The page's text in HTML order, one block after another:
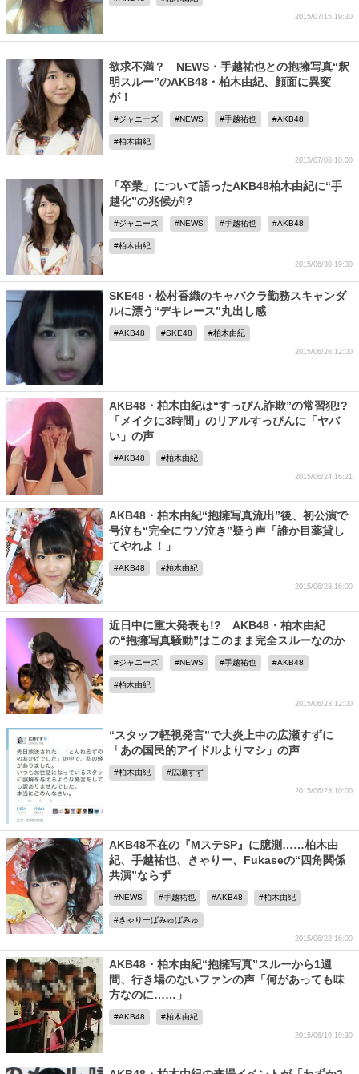
2015/07/15 19:30
欲求不満？ NEWS・手越祐也との抱擁写真“釈
明スルー”のAKB48・柏木由紀、顔面に異変
が！
ジャニーズ NEWS 手越祐也 AKB48
柏木由紀
2015/07/06 10:00
「卒業」について語ったAKB48柏木由紀に“手
越化”の兆候が!?
ジャニーズ NEWS 手越祐也 AKB48
柏木由紀
2015/06/30 19:30
SKE48・松村香織のキャバクラ勤務スキャンダ
ルに漂う“デキレース”丸出し感
AKB48 SKE48 柏木由紀
2015/06/26 12:00
AKB48・柏木由紀は“すっぴん詐欺”の常習犯!?
「メイクに3時間」のリアルすっぴんに「ヤバ
い」の声
AKB48 柏木由紀
2015/06/24 16:21
AKB48・柏木由紀“抱擁写真流出”後、初公演で
号泣も“完全にウソ泣き”疑う声「誰か目薬貸し
てやれよ！」
AKB48 柏木由紀
2015/06/23 16:00
近日中に重大発表も!? AKB48・柏木由紀
の“抱擁写真騒動”はこのまま完全スルーなのか
ジャニーズ NEWS 手越祐也 AKB48
柏木由紀
2015/06/23 12:00
“スタッフ軽視発言”で大炎上中の広瀬すずに
「あの国民的アイドルよりマシ」の声
柏木由紀 広瀬すず
2015/06/23 10:00
AKB48不在の『MステSP』に臆測……柏木由
紀、手越祐也、きゃりー、Fukaseの“四角関係
共演”ならず
NEWS 手越祐也 AKB48 柏木由紀
きゃりーぱみゅぱみゅ
2015/06/22 16:00
AKB48・柏木由紀“抱擁写真”スルーから1週
間、行き場のないファンの声「何があっても味
方なのに……」
AKB48 柏木由紀
2015/06/19 19:30